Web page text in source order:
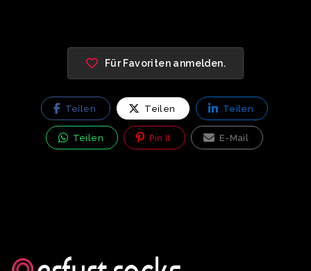
Für Favoriten anmelden.
Teilen Teilen Teilen
Teilen Pin It E-Mail